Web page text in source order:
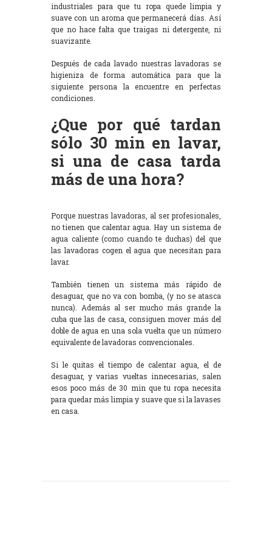
industriales para que tu ropa quede limpia y
suave con un aroma que permanecerá días. Así
que no hace falta que traigas ni detergente, ni
suavizante.
Después de cada lavado nuestras lavadoras se
higieniza de forma automática para que la
siguiente persona la encuentre en perfectas
condiciones.
¿Que por qué tardan
sólo 30 min en lavar,
si una de casa tarda
más de una hora?
Porque nuestras lavadoras, al ser profesionales,
no tienen que calentar agua. Hay un sistema de
agua caliente (como cuando te duchas) del que
las lavadoras cogen el agua que necesitan para
lavar.
También tienen un sistema más rápido de
desaguar, que no va con bomba, (y no se atasca
nunca). Además al ser mucho más grande la
cuba que las de casa, consiguen mover más del
doble de agua en una sola vuelta que un número
equivalente de lavadoras convencionales.
Si le quitas el tiempo de calentar agua, el de
desaguar, y varias vueltas innecesarias, salen
esos poco más de 30 min que tu ropa necesita
para quedar más limpia y suave que si la lavases
en casa.